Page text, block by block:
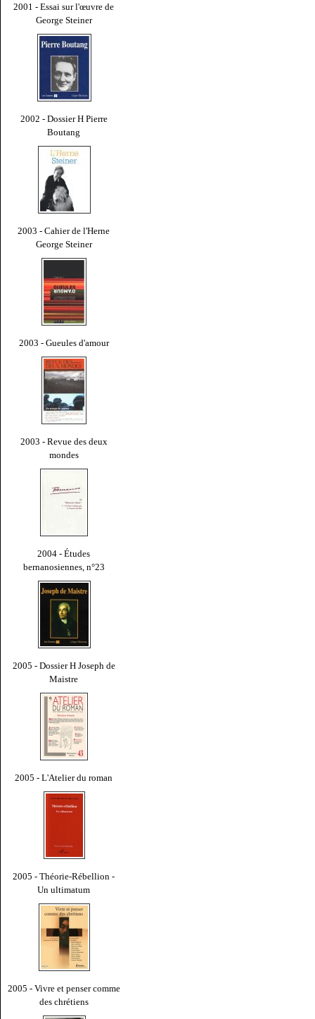
2001 - Essai sur l'œuvre de
George Steiner
2002 - Dossier H Pierre
Boutang
2003 - Cahier de l'Herne
George Steiner
2003 - Gueules d'amour
2003 - Revue des deux
mondes
2004 - Études
bernanosiennes, n°23
2005 - Dossier H Joseph de
Maistre
2005 - L'Atelier du roman
2005 - Théorie-Rébellion -
Un ultimatum
2005 - Vivre et penser comme
des chrétiens